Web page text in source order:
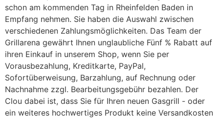
schon am kommenden Tag in Rheinfelden Baden in
Empfang nehmen. Sie haben die Auswahl zwischen
verschiedenen Zahlungsmöglichkeiten. Das Team der
Grillarena gewährt Ihnen unglaubliche Fünf % Rabatt auf
ihren Einkauf in unserem Shop, wenn Sie per
Vorausbezahlung, Kreditkarte, PayPal,
Sofortüberweisung, Barzahlung, auf Rechnung oder
Nachnahme zzgl. Bearbeitungsgebühr bezahlen. Der
Clou dabei ist, dass Sie für Ihren neuen Gasgrill - oder
ein weiteres hochwertiges Produkt keine Versandkosten